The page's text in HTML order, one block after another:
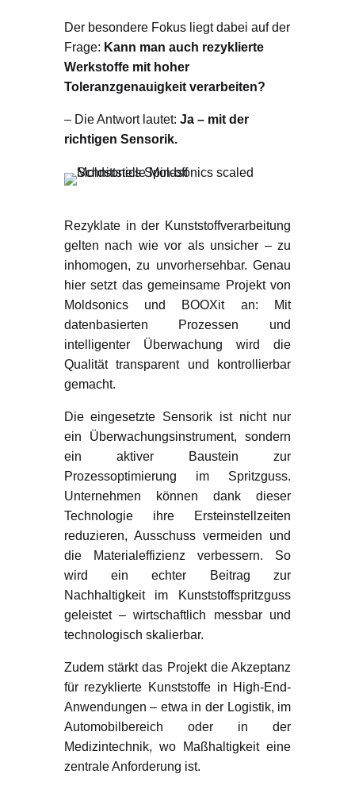
Der besondere Fokus liegt dabei auf der
Frage: Kann man auch rezyklierte
Werkstoffe mit hoher
Toleranzgenauigkeit verarbeiten?
– Die Antwort lautet: Ja – mit der
richtigen Sensorik.
Rezyklate in der Kunststoffverarbeitung
gelten nach wie vor als unsicher – zu
inhomogen, zu unvorhersehbar. Genau
hier setzt das gemeinsame Projekt von
Moldsonics und BOOXit an: Mit
datenbasierten Prozessen und
intelligenter Überwachung wird die
Qualität transparent und kontrollierbar
gemacht.
Die eingesetzte Sensorik ist nicht nur
ein Überwachungsinstrument, sondern
ein aktiver Baustein zur
Prozessoptimierung im Spritzguss.
Unternehmen können dank dieser
Technologie ihre Ersteinstellzeiten
reduzieren, Ausschuss vermeiden und
die Materialeffizienz verbessern. So
wird ein echter Beitrag zur
Nachhaltigkeit im Kunststoffspritzguss
geleistet – wirtschaftlich messbar und
technologisch skalierbar.
Zudem stärkt das Projekt die Akzeptanz
für rezyklierte Kunststoffe in High-End-
Anwendungen – etwa in der Logistik, im
Automobilbereich oder in der
Medizintechnik, wo Maßhaltigkeit eine
zentrale Anforderung ist.